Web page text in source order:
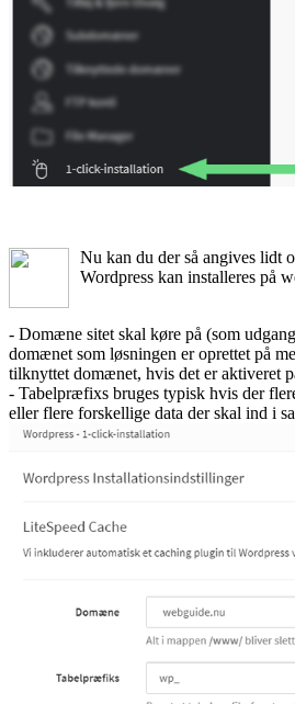
Nu kan du der så angives lidt
Wordpress kan installeres på
- Domæne sitet skal køre på (som
domænet som løsningen er oprettet på
tilknyttet domænet, hvis det er aktiveret
- Tabelpræfixs bruges typisk hvis der
eller flere forskellige data der skal ind i